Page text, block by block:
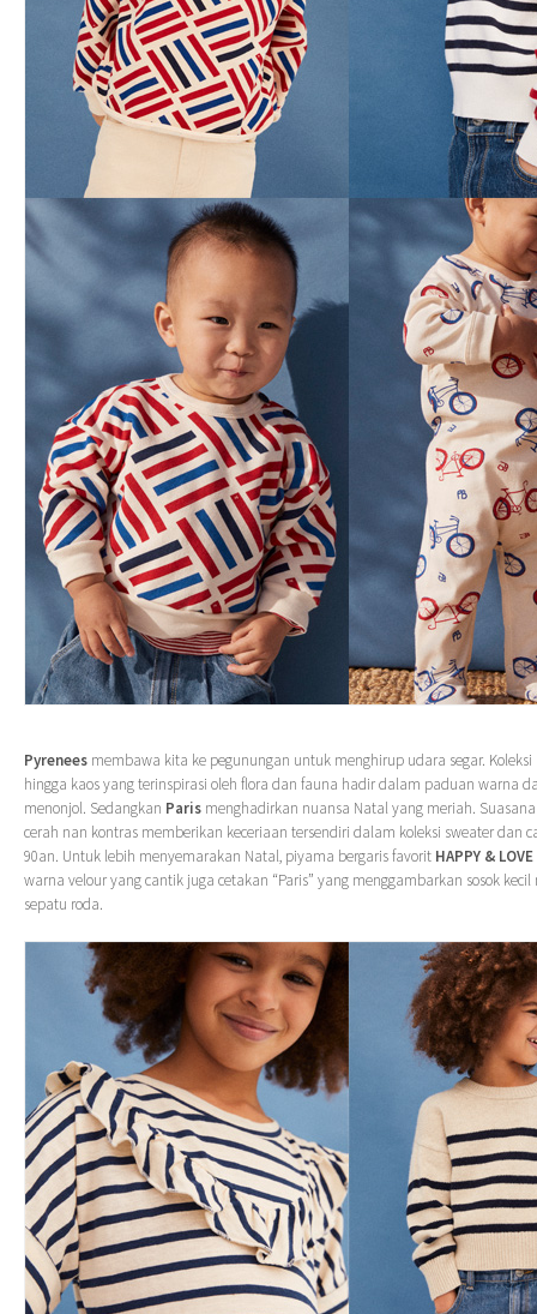
Pyrenees membawa kita ke pegunungan untuk menghirup udara segar. Koleksi
hingga kaos yang terinspirasi oleh flora dan fauna hadir dalam paduan warna
menonjol. Sedangkan Paris menghadirkan nuansa Natal yang meriah.
cerah nan kontras memberikan keceriaan tersendiri dalam koleksi sweater dan
90an. Untuk lebih menyemarakan Natal, piyama bergaris favorit HAPPY & LOVE
warna velour yang cantik juga cetakan “Paris” yang menggambarkan sosok
sepatu roda.